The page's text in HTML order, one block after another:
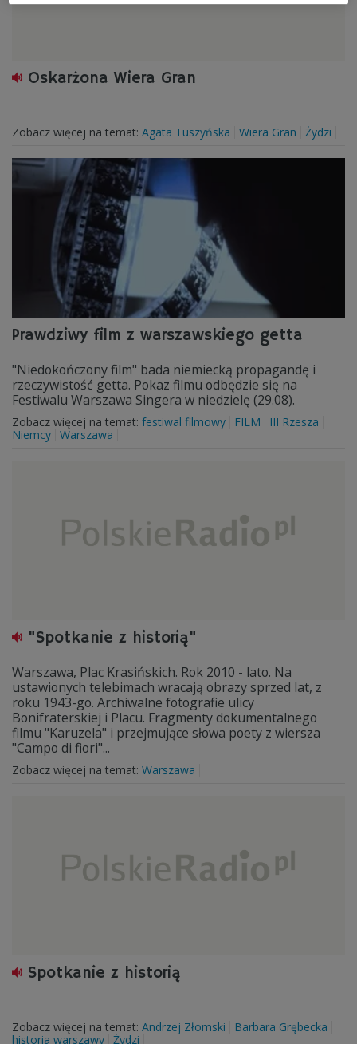
Oskarżona Wiera Gran
Zobacz więcej na temat: Agata Tuszyńska Wiera Gran Żydzi
Prawdziwy film z warszawskiego getta
"Niedokończony film" bada niemiecką propagandę i
rzeczywistość getta. Pokaz filmu odbędzie się na
Festiwalu Warszawa Singera w niedzielę (29.08).
Zobacz więcej na temat: festiwal filmowy FILM
III Rzesza
Niemcy Warszawa
"Spotkanie z historią"
Warszawa, Plac Krasińskich. Rok 2010 - lato. Na
ustawionych telebimach wracają obrazy sprzed lat, z
roku 1943-go. Archiwalne fotografie ulicy
Bonifraterskiej i Placu. Fragmenty dokumentalnego
filmu "Karuzela" i przejmujące słowa poety z wiersza
"Campo di fiori"...
Zobacz więcej na temat: Warszawa
Spotkanie z historią
Zobacz więcej na temat: Andrzej Złomski
Barbara Grębecka
historia warszawy Żydzi